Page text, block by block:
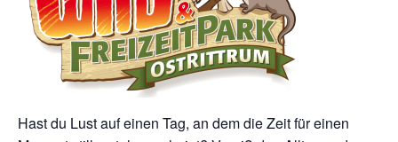
Hast du Lust auf einen Tag, an dem die Zeit für einen